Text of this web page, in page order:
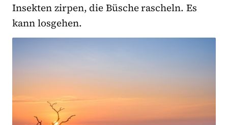
Insekten zirpen, die Büsche rascheln. Es
kann losgehen.